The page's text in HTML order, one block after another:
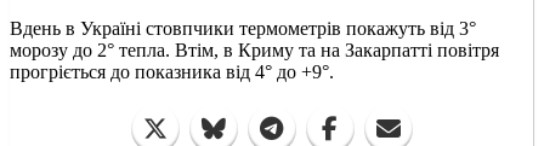
Вдень в Україні стовпчики термометрів покажуть від 3°
морозу до 2° тепла. Втім, в Криму та на Закарпатті повітря
прогріється до показника від 4° до +9°.